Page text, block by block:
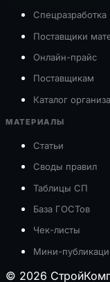
Спецразработка
Поставщики
Онлайн-прайс
Поставщикам
Каталог
МАТЕРИАЛЫ
Статьи
Своды правил
Таблицы СП
База ГОСТов
Чек-листы
Мини-
© 2026